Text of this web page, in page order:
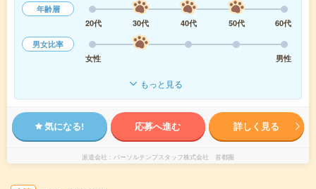
年齢層
20代
30代 40代 50代
60代
男女比率
女性
男性
もっと見る
気になる! 応募へ進む 詳しく見る
派遣会社 パーソルテンプスタッフ株式会社 首都圏